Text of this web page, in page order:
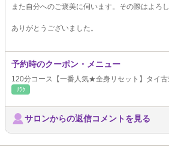
また自分へのご褒美に伺います。その際はよろ
ありがとうございました。
予約時のクーポン・メニュー
120分コース【一番人気★全身リセット】タイ
ﾘﾗｸ
サロンからの返信コメントを見る